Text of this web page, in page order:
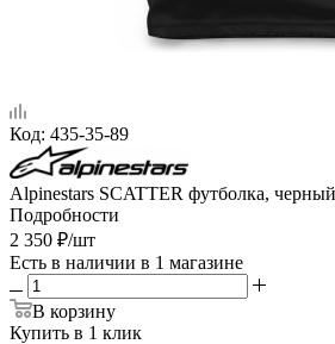
Код: 435-35-89
Alpinestars SCATTER футболка,
Подробности
2 350 ₽/шт
Есть в наличии в 1 магазине
В корзину
Купить в 1 клик